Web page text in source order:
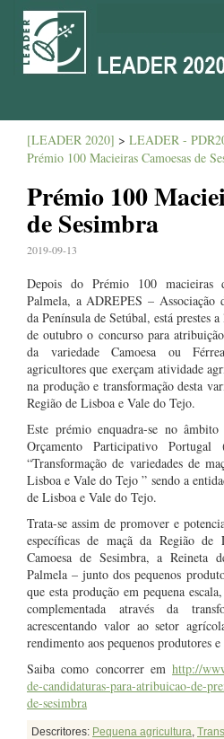
[LEADER 2020] > LEADER -
Prémio 100 Macieiras Camoesas de
Prémio 100
de Sesimbra
2019-09-13
Depois do Prémio 100 macieiras
Palmela, a ADREPES – Associação
da Península de Setúbal, está prestes
de outubro o concurso para
da variedade Camoesa ou
agricultores que exerçam atividade
na produção e transformação desta
Região de Lisboa e Vale do Tejo.
Este prémio enquadra-se no
Orçamento Participativo
“Transformação de variedades de
Lisboa e Vale do Tejo ” sendo a
de Lisboa e Vale do Tejo.
Trata-se assim de promover e
específicas de maçã da Região
Camoesa de Sesimbra, a Reineta
Palmela – junto dos pequenos
que esta produção em pequena
complementada através da
acrescentando valor ao setor
rendimento aos pequenos produtores e
Saiba como concorrer em http://
de-candidaturas-para-atribuicao-de-
de-sesimbra
Descritores: Pequena agricultura,